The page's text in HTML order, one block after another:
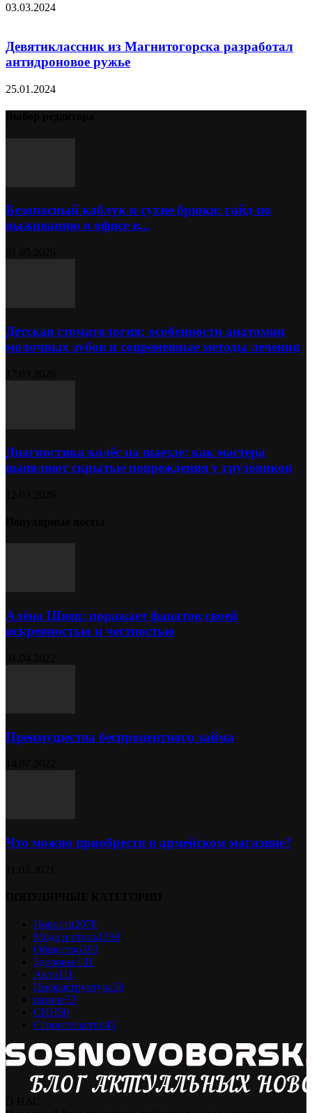
03.03.2024
Девятиклассник из Магнитогорска разработал
антидроновое ружье
25.01.2024
Безопасный каблук и сухие брюки: гайд по
выживанию в офисе в...
Детская стоматология: особенности анатомии
молочных зубов и современные методы лечения
Диагностика колёс на выезде: как мастера
выявляют скрытые повреждения у грузовиков
Алёна Швец: поражает фанатов своей
искренностью и честностью
Преимущества беспроцентного займа
Что можно приобрести в армейском магазине?
Новости2078
Мода и стиль1398
Общество393
Здоровье131
Авто111
Инфраструктура58
разное52
СНН50
Строительство45